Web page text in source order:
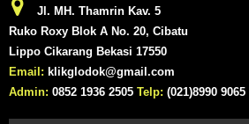
Jl. MH. Thamrin Kav. 5
Ruko Roxy Blok A No. 20, Cibatu
Lippo Cikarang Bekasi 17550
Email: klikglodok@gmail.com
Admin: 0852 1936 2505 Telp: (021)8990 9065